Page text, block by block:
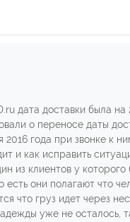
дата доставки была
о переносе даты
года при звонке к
и как исправить
из клиентов у
они полагают что
что груз идет через
уже не осталось,